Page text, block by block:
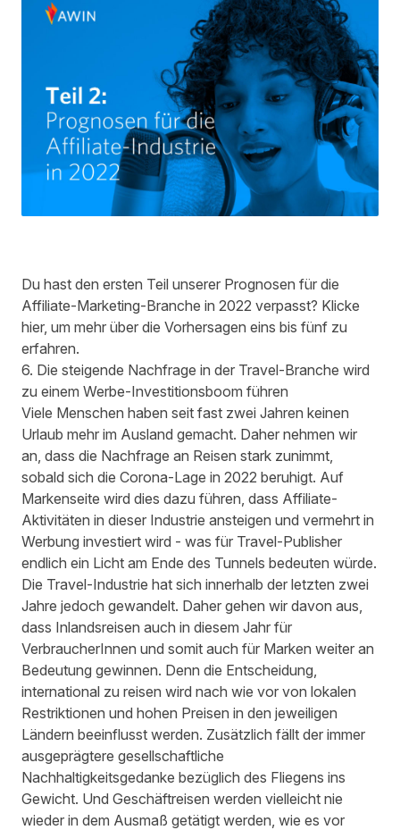
Du hast den ersten Teil unserer Prognosen für die
Affiliate-Marketing-Branche in 2022 verpasst? Klicke
hier, um mehr über die Vorhersagen eins bis fünf zu
erfahren.
6. Die steigende Nachfrage in der Travel-Branche wird
zu einem Werbe-Investitionsboom führen
Viele Menschen haben seit fast zwei Jahren keinen
Urlaub mehr im Ausland gemacht. Daher nehmen wir
an, dass die Nachfrage an Reisen stark zunimmt,
sobald sich die Corona-Lage in 2022 beruhigt. Auf
Markenseite wird dies dazu führen, dass Affiliate-
Aktivitäten in dieser Industrie ansteigen und vermehrt in
Werbung investiert wird - was für Travel-Publisher
endlich ein Licht am Ende des Tunnels bedeuten würde.
Die Travel-Industrie hat sich innerhalb der letzten zwei
Jahre jedoch gewandelt. Daher gehen wir davon aus,
dass Inlandsreisen auch in diesem Jahr für
VerbraucherInnen und somit auch für Marken weiter an
Bedeutung gewinnen. Denn die Entscheidung,
international zu reisen wird nach wie vor von lokalen
Restriktionen und hohen Preisen in den jeweiligen
Ländern beeinflusst werden. Zusätzlich fällt der immer
ausgeprägtere gesellschaftliche
Nachhaltigkeitsgedanke bezüglich des Fliegens ins
Gewicht. Und Geschäftreisen werden vielleicht nie
wieder in dem Ausmaß getätigt werden, wie es vor